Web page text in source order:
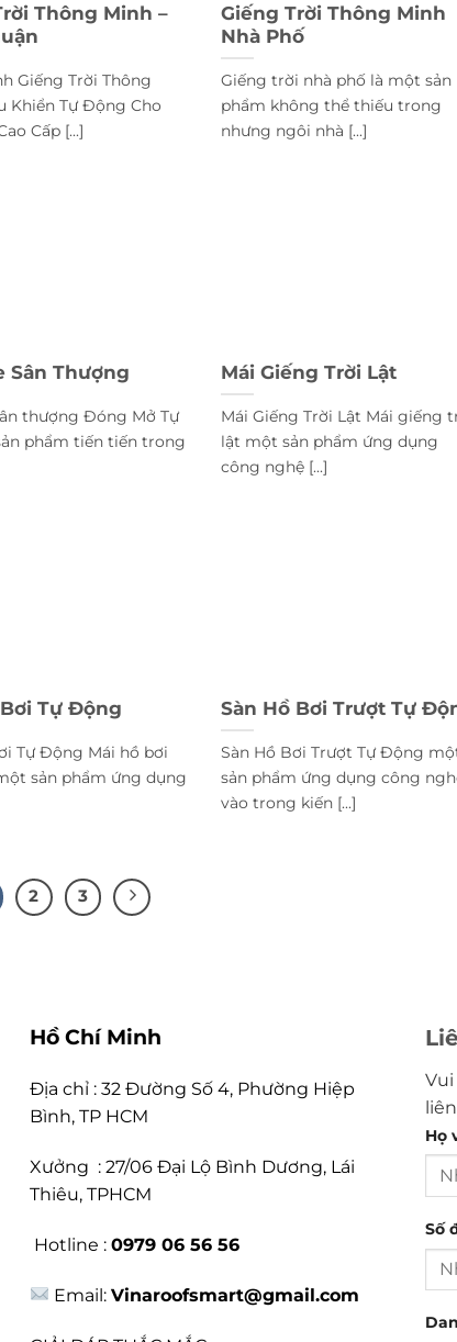
Thông Minh –
Giếng Trời Thông
Khiển Tự Động Cho
Cấp [...]
Giếng Trời Thông Minh
Nhà Phố
Giếng trời nhà phố là một sản
phẩm không thể thiếu trong
nhưng ngôi nhà [...]
Sân Thượng
thượng Đóng Mở Tự
phẩm tiến tiến trong
Mái Giếng Trời Lật
Mái Giếng Trời Lật Mái giếng
lật một sản phẩm ứng dụng
công nghệ [...]
Tự Động
Tự Động Mái hồ bơi
sản phẩm ứng dụng
Sàn Hồ Bơi Trượt Tự
Sàn Hồ Bơi Trượt Tự Động
sản phẩm ứng dụng công
vào trong kiến [...]
2 3
Hồ Chí Minh
Địa chỉ : 32 Đường Số 4, Phường Hiệp
Bình, TP HCM
Xưởng : 27/06 Đại Lộ Bình Dương, Lái
Thiêu, TPHCM
Hotline : 0979 06 56 56
Email:Vinaroofsmart@gmail.com
Họ
Số